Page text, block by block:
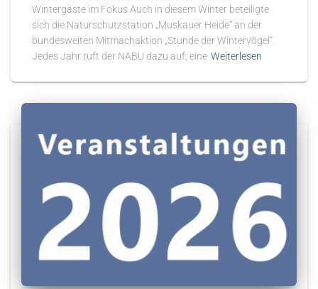
Wintergäste im Fokus Auch in diesem Winter beteiligte
sich die Naturschutzstation „Muskauer Heide“ an der
bundesweiten Mitmachaktion „Stunde der Wintervögel“.
Jedes Jahr ruft der NABU dazu auf, eine Weiterlesen